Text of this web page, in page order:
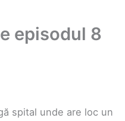
episodul 8
spital unde are loc un